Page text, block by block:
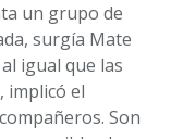
un grupo de
surgía Mate
igual que las
implicó el
Son